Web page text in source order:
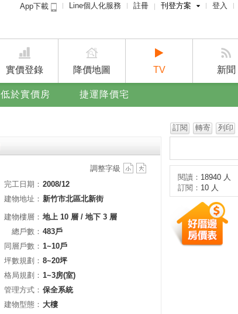
App下載 Line個人化服務 註冊 刊登方案
賣屋刊登
廣告刊登
登入
實價登錄 降價地圖 TV 新聞
低於實價房 捷運降價宅
訂閱 轉寄 列印
調整字級
完工日期： 2008/12
建物地址： 新竹市北區北新街
建物樓層： 地上 10 層 / 地下 3 層
總戶數： 483戶
同層戶數： 1~10戶
坪數規劃： 8~20坪
格局規劃： 1~3房(室)
管理方式： 保全系統
建物型態： 大樓
閱讀： 18940 人
訂閱： 10 人